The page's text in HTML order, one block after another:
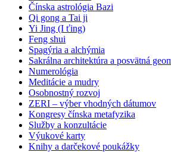
Čínska astrológia Bazi
Qi gong a Tai ji
Yi Jing (I ťing)
Feng shui
Spagýria a alchýmia
Sakrálna architektúra a posvätná
Numerológia
Meditácie a mudry
Osobnostný rozvoj
ZERI – výber vhodných dátumov
Kongresy čínska metafyzika
Služby a konzultácie
Výukové karty
Knihy a darčekové poukážky